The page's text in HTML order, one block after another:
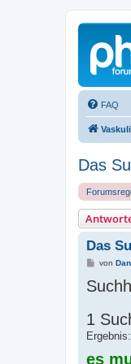
FAQ
Das
Das
B
i
t
von
1
Ergebnis:
es